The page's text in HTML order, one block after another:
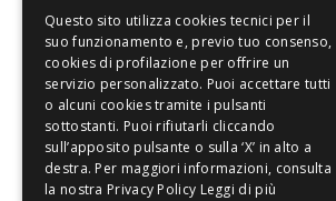
FACEBOOK
Leggi di più